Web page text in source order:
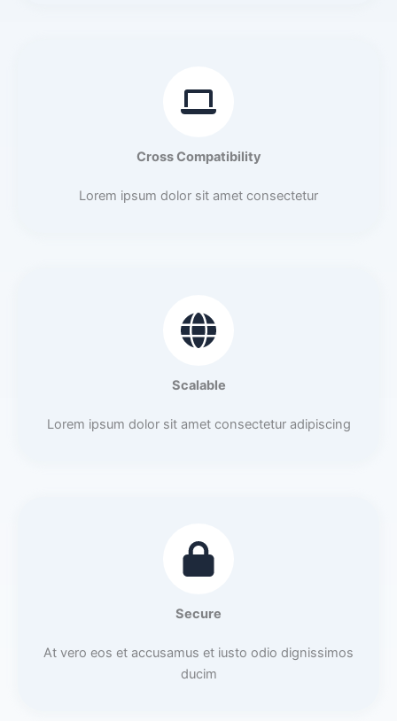
Cross Compatibility
Lorem ipsum dolor sit amet consectetur
Scalable
Lorem ipsum dolor sit amet consectetur adipiscing
Secure
At vero eos et accusamus et iusto odio dignissimos
ducim